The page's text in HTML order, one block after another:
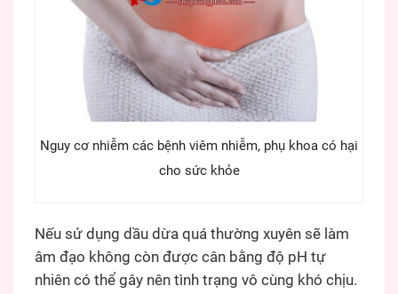
Nguy cơ nhiễm các bệnh viêm nhiễm, phụ khoa có hại
cho sức khỏe
Nếu sử dụng dầu dừa quá thường xuyên sẽ làm
âm đạo không còn được cân bằng độ pH tự
nhiên có thể gây nên tình trạng vô cùng khó chịu.